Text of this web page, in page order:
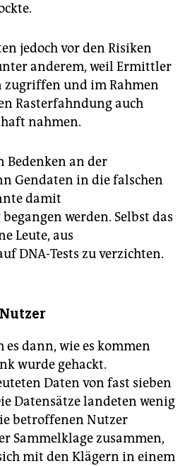
jedoch vor den Risiken
anderem, weil Ermittler
zugriffen und im Rahmen
Rasterfahndung auch
nahmen.
Bedenken an der
Gendaten in die falschen
damit
werden. Selbst das
Leute, aus
DNA-Tests zu verzichten.
es dann, wie es kommen
wurde gehackt.
Daten von fast sieben
Datensätze landeten wenig
betroffenen Nutzer
Sammelklage zusammen,
mit den Klägern in einem